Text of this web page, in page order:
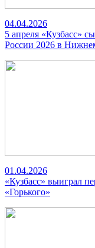
04.04.2026
5 апреля «Кузбасс»
России 2026 в
01.04.2026
«Кузбасс» выиграл
«Горького»